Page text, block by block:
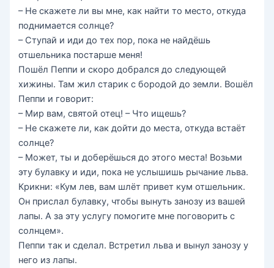
– Не скажете ли вы мне, как найти то место, откуда
поднимается солнце?
– Ступай и иди до тех пор, пока не найдёшь
отшельника постарше меня!
Пошёл Пеппи и скоро добрался до следующей
хижины. Там жил старик с бородой до земли. Вошёл
Пеппи и говорит:
– Мир вам, святой отец! – Что ищешь?
– Не скажете ли, как дойти до места, откуда встаёт
солнце?
– Может, ты и доберёшься до этого места! Возьми
эту булавку и иди, пока не услышишь рычание льва.
Крикни: «Кум лев, вам шлёт привет кум отшельник.
Он прислал булавку, чтобы вынуть занозу из вашей
лапы. А за эту услугу помогите мне поговорить с
солнцем».
Пеппи так и сделал. Встретил льва и вынул занозу у
него из лапы.